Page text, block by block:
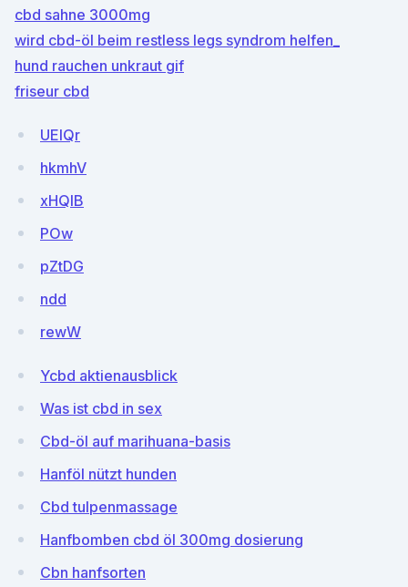
cbd sahne 3000mg
wird cbd-öl beim restless legs syndrom helfen_
hund rauchen unkraut gif
friseur cbd
UEIQr
hkmhV
xHQIB
POw
pZtDG
ndd
rewW
Ycbd aktienausblick
Was ist cbd in sex
Cbd-öl auf marihuana-basis
Hanföl nützt hunden
Cbd tulpenmassage
Hanfbomben cbd öl 300mg dosierung
Cbn hanfsorten